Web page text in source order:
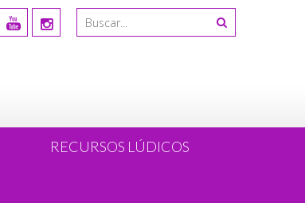
RECURSOS LÚDICOS